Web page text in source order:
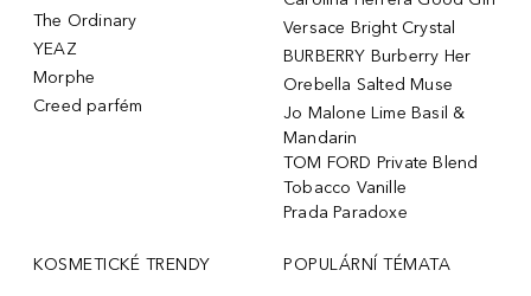
The Ordinary
YEAZ
Morphe
Creed parfém
Versace Bright Crystal
BURBERRY Burberry Her
Orebella Salted Muse
Jo Malone Lime Basil &
Mandarin
TOM FORD Private Blend
Tobacco Vanille
Prada Paradoxe
KOSMETICKÉ TRENDY POPULÁRNÍ TÉMATA